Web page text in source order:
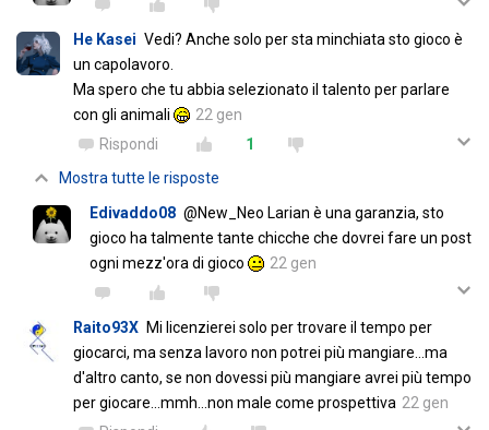
He Kasei Vedi? Anche solo per sta minchiata sto gioco è
un capolavoro.
Ma spero che tu abbia selezionato il talento per parlare
con gli animali
22 gen
Rispondi
1
Mostra tutte le risposte
Edivaddo08 @New_Neo Larian è una garanzia, sto
gioco ha talmente tante chicche che dovrei fare un post
ogni mezz'ora di gioco
22 gen
Raito93X Mi licenzierei solo per trovare il tempo per
giocarci, ma senza lavoro non potrei più mangiare...ma
d'altro canto, se non dovessi più mangiare avrei più tempo
per giocare...mmh...non male come prospettiva 22 gen